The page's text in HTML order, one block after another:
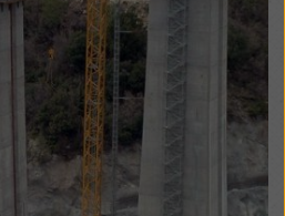
esto. Puede rechazar todas
consentimiento haciendo
su
configuración de
configuración de cookies en
web y utilizando las
Puede
en cualquier momento con
un motivo haciendo clic en
en la parte inferior de este